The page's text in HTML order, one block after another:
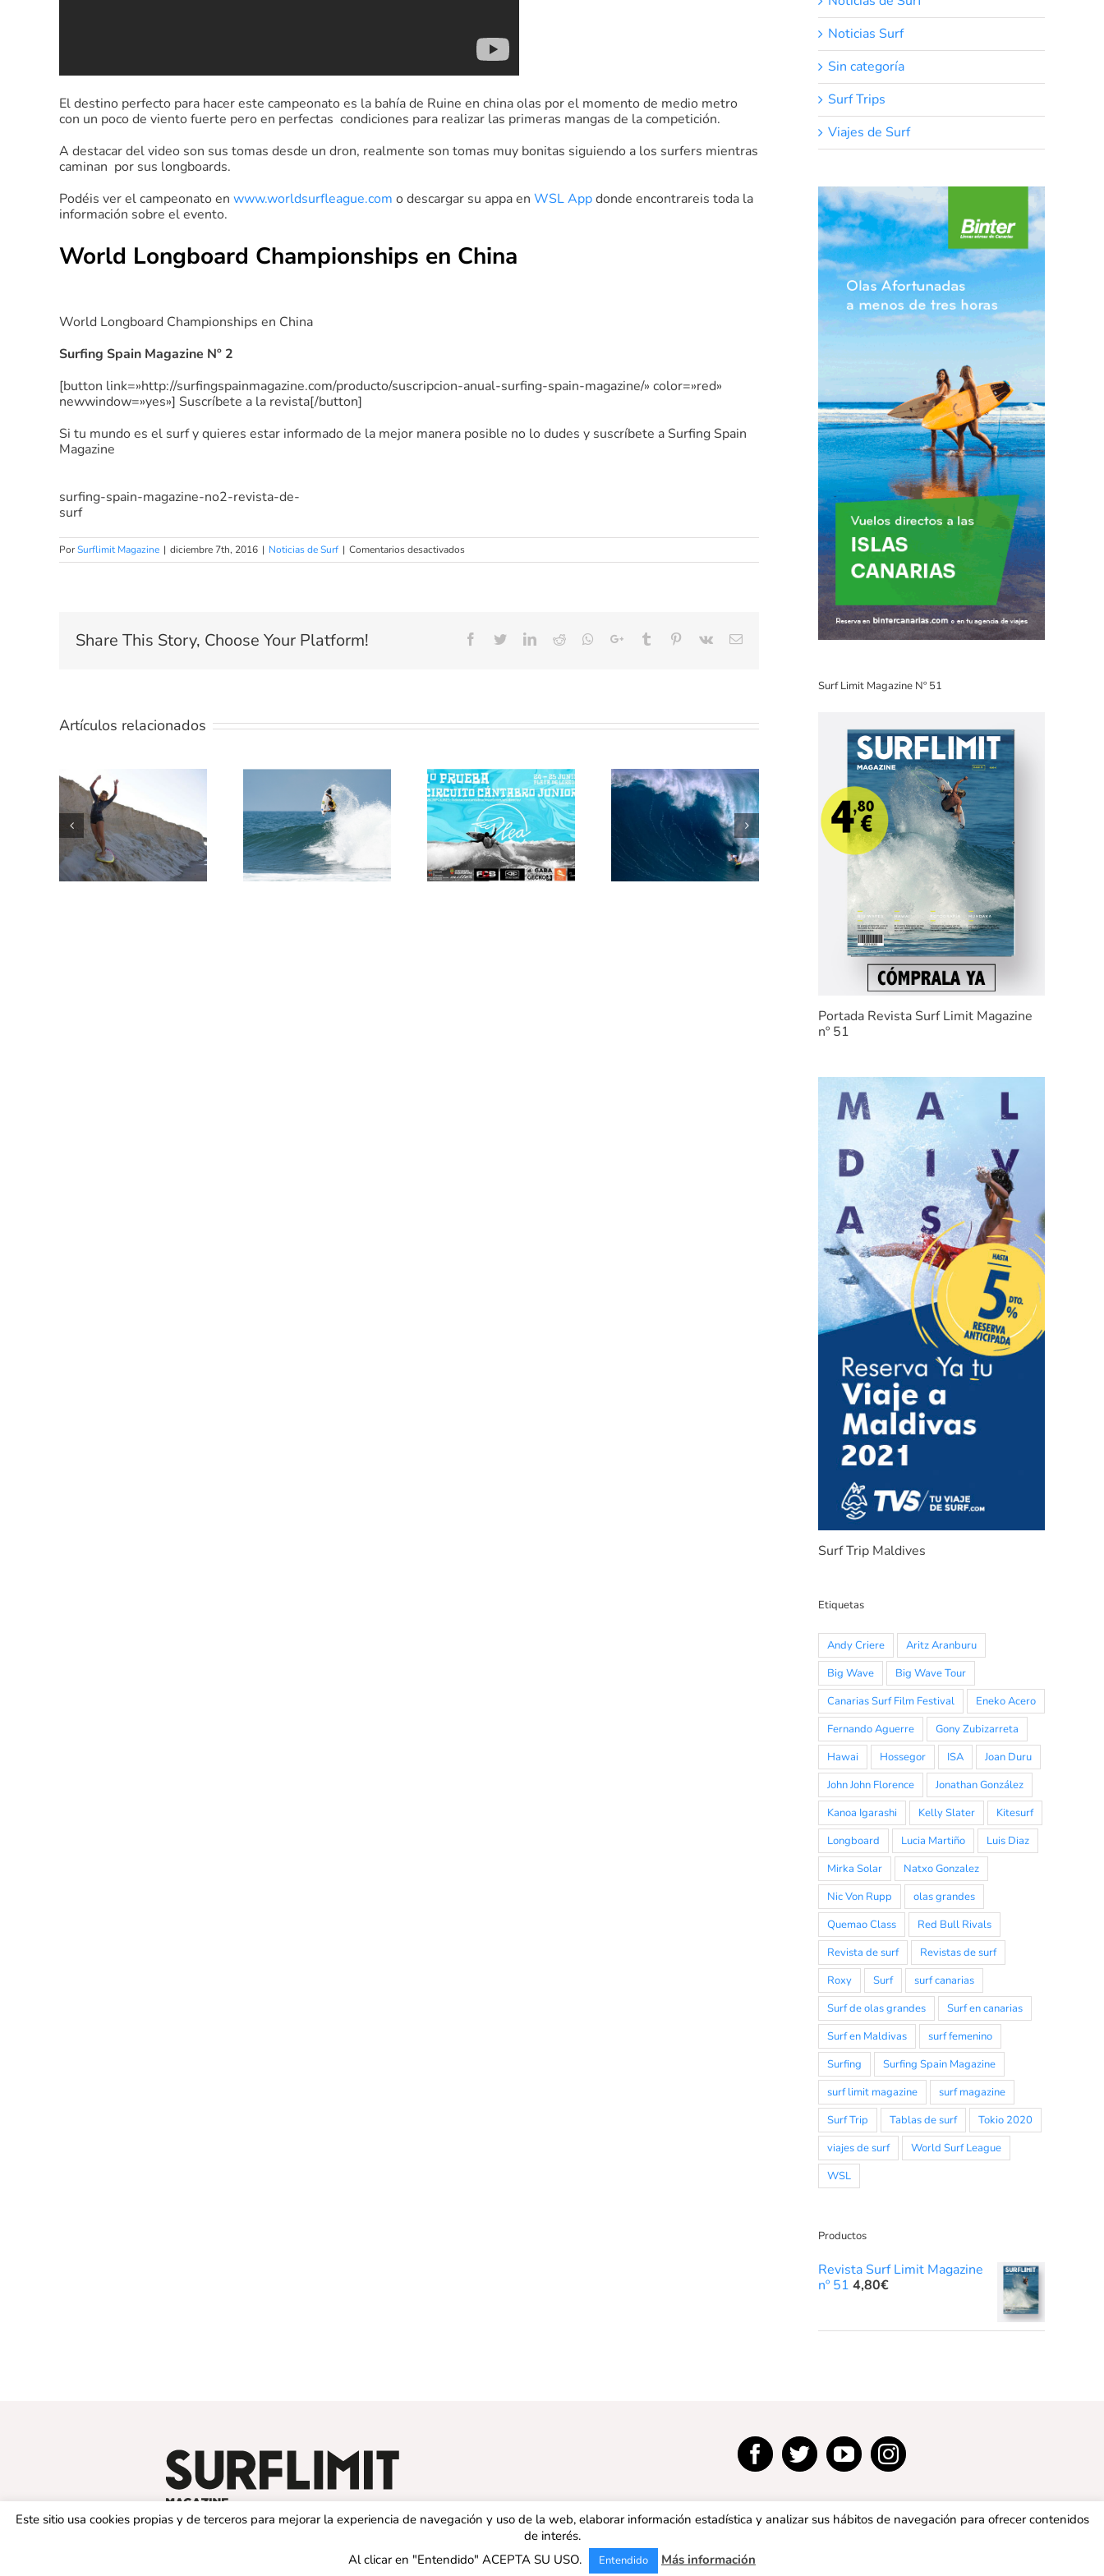
El destino perfecto para hacer este campeonato es la bahía de Ruine en china olas por el momento de medio metro
con un poco de viento fuerte pero en perfectas condiciones para realizar las primeras mangas de la competición.
A destacar del video son sus tomas desde un dron, realmente son tomas muy bonitas siguiendo a los surfers mientras
caminan por sus longboards.
Podéis ver el campeonato en www.worldsurfleague.com o descargar su appa en WSL Appdonde encontrareis toda la
información sobre el evento.
World Longboard Championships en China
World Longboard Championships en China
Surfing Spain Magazine Nº 2
[button link=»http://surfingspainmagazine.com/producto/suscripcion-anual-surfing-spain-magazine/» color=»red»
newwindow=»yes»] Suscríbete a la revista[/button]
Si tu mundo es el surf y quieres estar informado de la mejor manera posible no lo dudes y suscríbete a Surfing Spain
Magazine
surfing-spain-magazine-no2-revista-de-
surf
PorSurflimit Magazine | diciembre 7th, 2016 | Noticias de Surf | Comentarios desactivadosen
World
Share This Story, Choose Your Platform! Facebook
TwitterLinkedIn
Reddit Whatsapp
Google+Tumblr Pinterest
Vk Email
Artículos relacionados
5 MEJORES
PELICULAS DE
SURF
TE
ENSEÑAMOS
UN POCO
SOBRE
TÉRMINOS
Primera Prueba
del Circuito
Cántabro Junior
La Ola Gigante
Hawaiana
«JAWS»
HORARIOS RIP
CURL
GROMSEARCH
2022 «SOMO»
Noticias Surf
Sin categoría
Surf Trips
Viajes de Surf
Surf Limit Magazine Nº 51
Portada Revista Surf Limit Magazine
nº 51
Surf Trip Maldives
Etiquetas
Andy Criere
Aritz Aranburu
Big Wave
Big Wave Tour
Canarias Surf Film Festival
Eneko Acero
Fernando Aguerre
Gony Zubizarreta
Hawai
Hossegor ISA
Joan Duru
John John Florence
Jonathan González
Kanoa Igarashi
Kelly Slater
Kitesurf
Longboard
Lucia Martiño
Luis Diaz
Mirka Solar
Natxo Gonzalez
Nic Von Rupp
olas grandes
Quemao Class
Red Bull Rivals
Revista de surf
Revistas de surf
Roxy
Surf
surf canarias
Surf de olas grandes
Surf en canarias
Surf en Maldivas
surf femenino
Surfing
Surfing Spain Magazine
surf limit magazine
surf magazine
Surf Trip
Tablas de surf
Tokio 2020
viajes de surf
World Surf League
WSL
Productos
Revista Surf Limit Magazine
nº 51 4,80€
Este sitio usa cookies propias y de terceros para mejorar la experiencia de navegación y uso de la web, elaborar información estadística y analizar sus hábitos de navegación para ofrecer contenidos
de interés.
Al clicar en "Entendido" ACEPTA SU USO.
Entendido Más información